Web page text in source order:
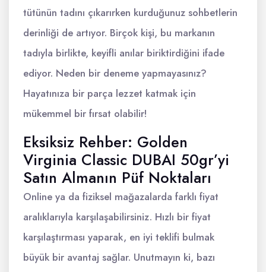
tütünün tadını çıkarırken kurduğunuz sohbetlerin
derinliği de artıyor. Birçok kişi, bu markanın
tadıyla birlikte, keyifli anılar biriktirdiğini ifade
ediyor. Neden bir deneme yapmayasınız?
Hayatınıza bir parça lezzet katmak için
mükemmel bir fırsat olabilir!
Eksiksiz Rehber: Golden
Virginia Classic DUBAI 50gr’yi
Satın Almanın Püf Noktaları
Online ya da fiziksel mağazalarda farklı fiyat
aralıklarıyla karşılaşabilirsiniz. Hızlı bir fiyat
karşılaştırması yaparak, en iyi teklifi bulmak
büyük bir avantaj sağlar. Unutmayın ki, bazı